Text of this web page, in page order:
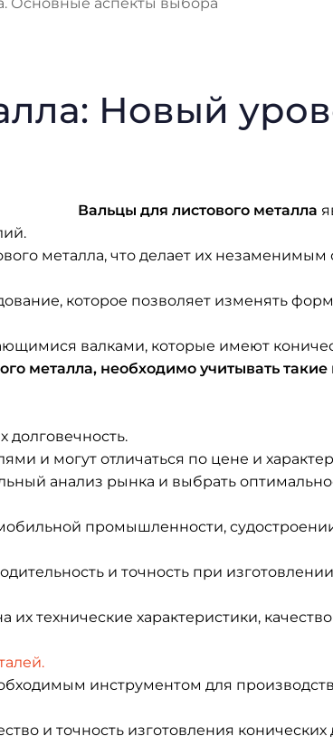
Новый
Вальцы для листового металла
металла, что делает их
которое позволяет изменять
валками, которые имеют
металла, необходимо учитывать
долговечность.
и могут отличаться по цене и
анализ рынка и выбрать
промышленности, судостроении
и точность при
технические характеристики,
инструментом для
и точность изготовления конических